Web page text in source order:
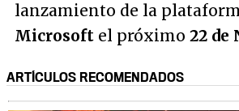
lanzamiento de la
Microsoft el próximo 22 de
ARTÍCULOS RECOMENDADOS